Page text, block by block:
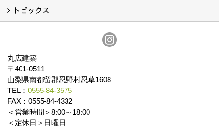
ブログ
トピックス
丸広建築
〒401-0511
山梨県南都留郡忍野村忍草1608
TEL： 0555-84-3575
FAX：0555-84-4332
＜営業時間＞8:00～18:00
＜定休日＞日曜日